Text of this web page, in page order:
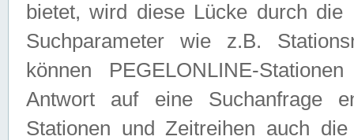
bietet, wird diese Lücke durch die
Suchparameter wie z.B.
können PEGELONLINE-
Antwort auf eine Suchanfrage
Stationen und Zeitreihen auch